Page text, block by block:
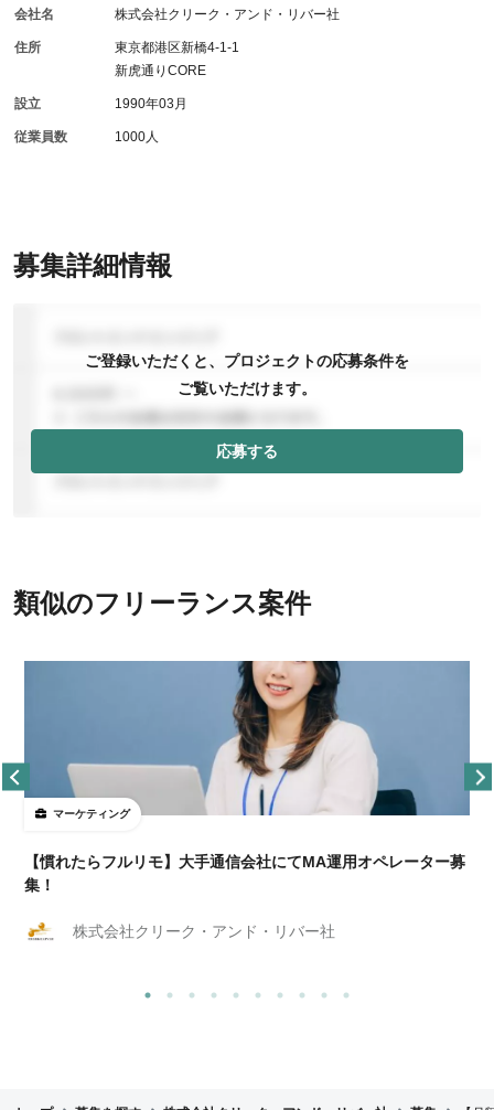
募集詳細情報
ご登録いただくと、プロジェクトの応募条件を
ご覧いただけます。
応募する
会社名 株式会社クリーク・アンド・リバー社
住所
東京都港区新橋4-1-1
新虎通りCORE
設立 1990年03月
従業員数 1000人
類似のフリーランス案件
マーケティング
【慣れたらフルリモ】大手通信会社にてMA運用オペレーター募
集！
株式会社クリーク・アンド・リバー社